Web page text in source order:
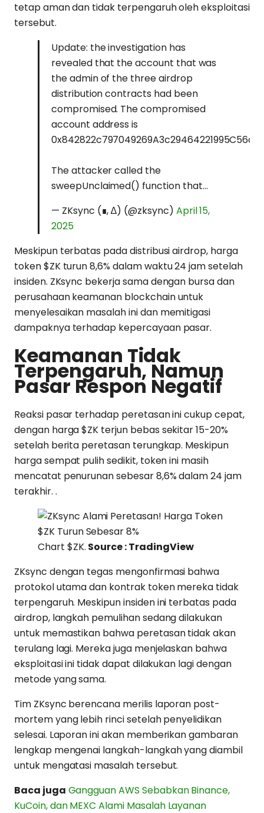
tetap aman dan tidak terpengaruh oleh eksploitasi
tersebut.
Update: the investigation has
revealed that the account that was
the admin of the three airdrop
distribution contracts had been
compromised. The compromised
account address is
The attacker called the
sweepUnclaimed() function that…
— ZKsync (∎, ∆) (@zksync) April 15,
2025
Meskipun terbatas pada distribusi airdrop, harga
token $ZK turun 8,6% dalam waktu 24 jam setelah
insiden. ZKsync bekerja sama dengan bursa dan
perusahaan keamanan blockchain untuk
menyelesaikan masalah ini dan memitigasi
dampaknya terhadap kepercayaan pasar.
Keamanan Tidak
Terpengaruh, Namun
Pasar Respon Negatif
Reaksi pasar terhadap peretasan ini cukup cepat,
dengan harga $ZK terjun bebas sekitar 15-20%
setelah berita peretasan terungkap. Meskipun
harga sempat pulih sedikit, token ini masih
mencatat penurunan sebesar 8,6% dalam 24 jam
terakhir. .
Chart $ZK. Source : TradingView
ZKsync dengan tegas mengonfirmasi bahwa
protokol utama dan kontrak token mereka tidak
terpengaruh. Meskipun insiden ini terbatas pada
airdrop, langkah pemulihan sedang dilakukan
untuk memastikan bahwa peretasan tidak akan
terulang lagi. Mereka juga menjelaskan bahwa
eksploitasi ini tidak dapat dilakukan lagi dengan
metode yang sama.
Tim ZKsync berencana merilis laporan post-
mortem yang lebih rinci setelah penyelidikan
selesai. Laporan ini akan memberikan gambaran
lengkap mengenai langkah-langkah yang diambil
untuk mengatasi masalah tersebut.
Baca juga Gangguan AWS Sebabkan Binance,
KuCoin, dan MEXC Alami Masalah Layanan